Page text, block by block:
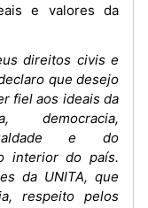
e valores da
direitos civis e
que desejo
fiel aos ideais da
democracia,
e do
interior do país.
da UNITA, que
respeito pelos